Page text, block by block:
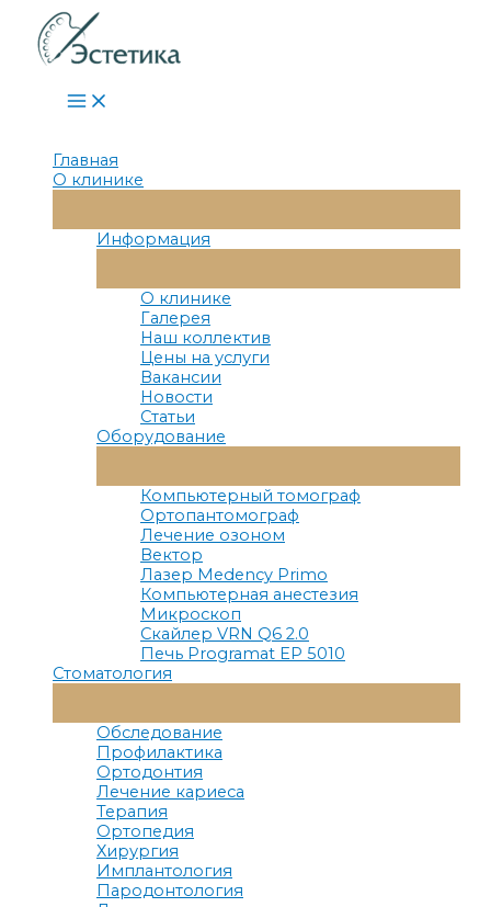
Main
Menu
Главная
О клинике
Меню
Информация
Меню
О клинике
Галерея
Наш коллектив
Цены на услуги
Вакансии
Новости
Статьи
Оборудование
Меню
Компьютерный томограф
Ортопантомограф
Лечение озоном
Вектор
Лазер Medency Primo
Компьютерная анестезия
Микроскоп
Скайлер VRN Q6 2.0
Печь Programat EP 5010
Стоматология
Меню
Обследование
Профилактика
Ортодонтия
Лечение кариеса
Терапия
Ортопедия
Хирургия
Имплантология
Пародонтология